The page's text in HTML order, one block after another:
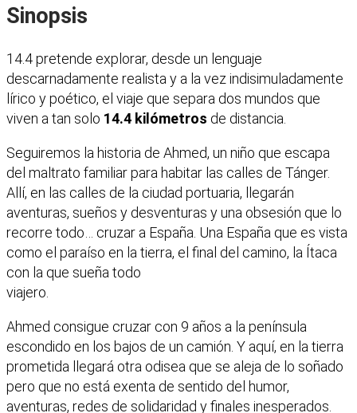
Sinopsis
14.4 pretende explorar, desde un lenguaje
descarnadamente realista y a la vez indisimuladamente
lírico y poético, el viaje que separa dos mundos que
viven a tan solo 14.4 kilómetros de distancia.
Seguiremos la historia de Ahmed, un niño que escapa
del maltrato familiar para habitar las calles de Tánger.
Allí, en las calles de la ciudad portuaria, llegarán
aventuras, sueños y desventuras y una obsesión que lo
recorre todo… cruzar a España. Una España que es vista
como el paraíso en la tierra, el final del camino, la Ítaca
con la que sueña todo
viajero.
Ahmed consigue cruzar con 9 años a la península
escondido en los bajos de un camión. Y aquí, en la tierra
prometida llegará otra odisea que se aleja de lo soñado
pero que no está exenta de sentido del humor,
aventuras, redes de solidaridad y finales inesperados.